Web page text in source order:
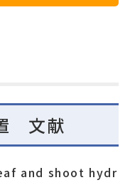
文献
and shoot hydr